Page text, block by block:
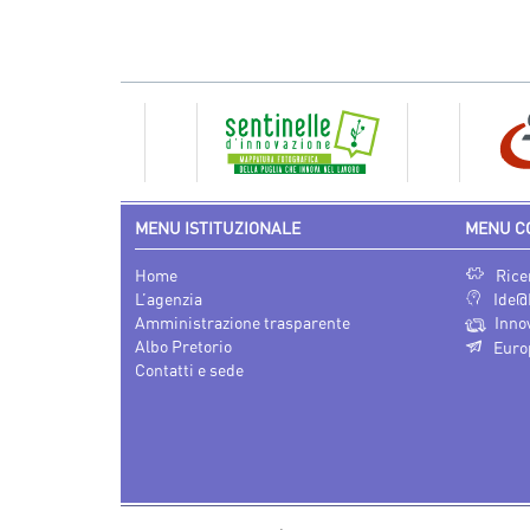
MENU ISTITUZIONALE
Home
L’agenzia
Amministrazione trasparente
Albo Pretorio
Contatti e sede
MENU